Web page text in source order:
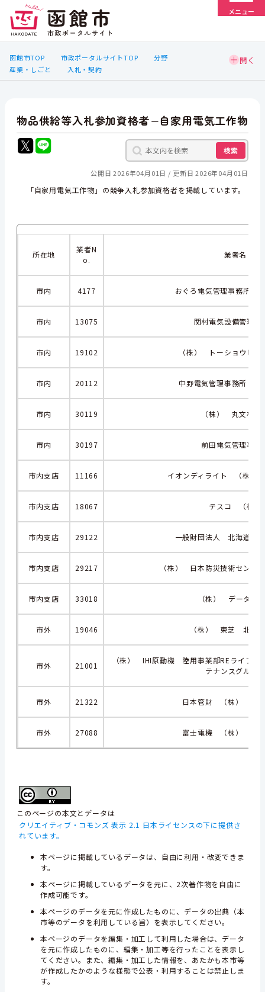
メニュー
函館市TOP 市政ポータルサイトTOP
分野
産業・しごと
入札・契約
物品供給等入札参加資格者−自家用電気工作物
検索
公開日 2026年04月01日 更新日 2026年04月01日
「自家用電気工作物」の競争入札参加資格者を掲載しています。
所在地
業者N
o.
業者名
市内 4177 おぐろ電気管理事務所
市内 13075 関村電気設備管理事
市内 19102 （株） トーショウビル
市内 20112 中野電気管理事務所 【
市内 30119 （株） 丸文林商
市内 30197 前田電気管理事務
市内支店 11166 イオンディライト （株）
市内支店 18067 テスコ （株）
市内支店 29122 一般財団法人 北海道電
市内支店 29217 （株） 日本防災技術センタ
市内支店 33018 （株） データベ
市外 19046 （株） 東芝 北海
市外 21001
（株） IHI原動機 陸用事業部REライフサ
テナンスグループ
市外 21322 日本管財 （株） 北
市外 27088 富士電機 （株） 北
このページの本文とデータは
クリエイティブ・コモンズ 表示 2.1 日本ライセンスの下に提供さ
れています。
本ページに掲載しているデータは、自由に利用・改変できま
す。
本ページに掲載しているデータを元に、2次著作物を自由に
作成可能です。
本ページのデータを元に作成したものに、データの出典（本
市等のデータを利用している旨）を表示してください。
本ページのデータを編集・加工して利用した場合は、データ
を元に作成したものに、編集・加工等を行ったことを表示し
てください。また、編集・加工した情報を、あたかも本市等
が作成したかのような様態で公表・利用することは禁止しま
す。